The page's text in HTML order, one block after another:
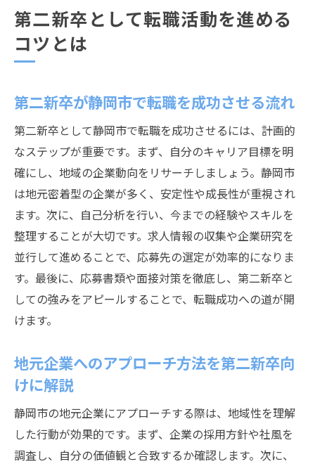
第二新卒として転職活動を進める
コツとは
第二新卒が静岡市で転職を成功させる流れ
第二新卒として静岡市で転職を成功させるには、計画的
なステップが重要です。まず、自分のキャリア目標を明
確にし、地域の企業動向をリサーチしましょう。静岡市
は地元密着型の企業が多く、安定性や成長性が重視され
ます。次に、自己分析を行い、今までの経験やスキルを
整理することが大切です。求人情報の収集や企業研究を
並行して進めることで、応募先の選定が効率的になりま
す。最後に、応募書類や面接対策を徹底し、第二新卒と
しての強みをアピールすることで、転職成功への道が開
けます。
地元企業へのアプローチ方法を第二新卒向
けに解説
静岡市の地元企業にアプローチする際は、地域性を理解
した行動が効果的です。まず、企業の採用方針や社風を
調査し、自分の価値観と合致するか確認します。次に、